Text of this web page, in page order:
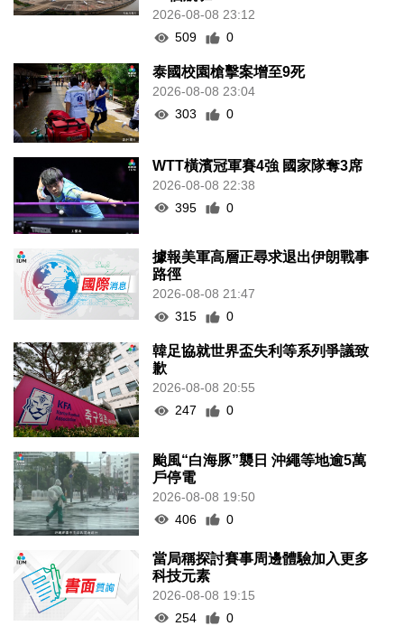
2026-08-08 23:12
509
0
泰國校園槍擊案增至9死
2026-08-08 23:04
303
0
WTT橫濱冠軍賽4強 國家隊奪3席
2026-08-08 22:38
395
0
據報美軍高層正尋求退出伊朗戰事
路徑
2026-08-08 21:47
315
0
韓足協就世界盃失利等系列爭議致
歉
2026-08-08 20:55
247
0
颱風“白海豚”襲日 沖繩等地逾5萬
戶停電
2026-08-08 19:50
406
0
當局稱探討賽事周邊體驗加入更多
科技元素
2026-08-08 19:15
254
0